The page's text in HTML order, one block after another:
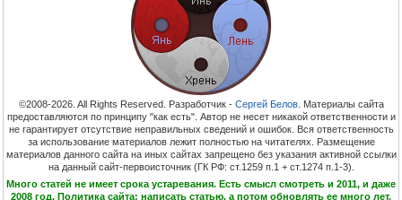
©2008-2026. All Rights Reserved. Разработчик - Сергей Белов. Материалы сайта
предоставляются по принципу "как есть". Автор не несет никакой ответственности и
не гарантирует отсутствие неправильных сведений и ошибок. Вся ответственность
за использование материалов лежит полностью на читателях. Размещение
материалов данного сайта на иных сайтах запрещено без указания активной ссылки
на данный сайт-первоисточник (ГК РФ: ст.1259 п.1 + ст.1274 п.1-3).
Много статей не имеет срока устаревания. Есть смысл смотреть и 2011, и даже
2008 год. Политика сайта: написать статью, а потом обновлять ее много лет.